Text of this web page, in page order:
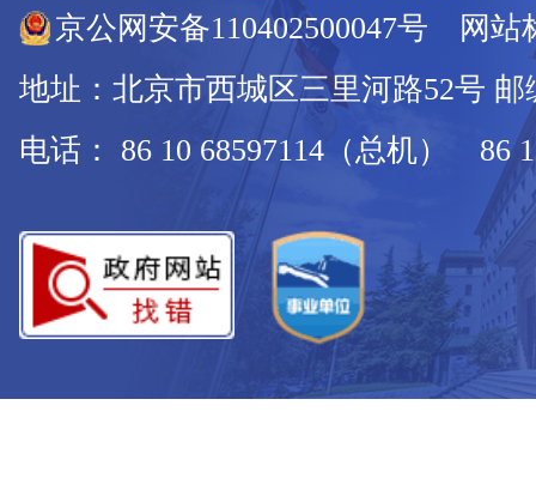
京公网安备110402500047号 网站
地址：北京市西城区三里河路52号 邮
电话： 86 10 68597114（总机） 86